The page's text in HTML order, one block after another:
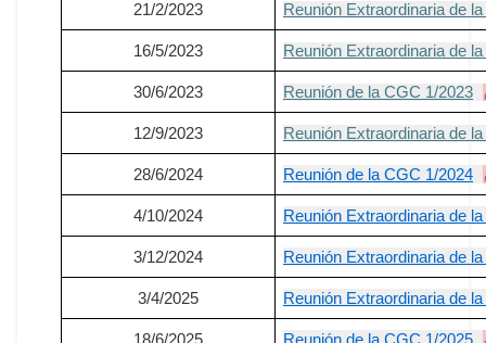
21/2/2023 Reunión Extraordinaria de
16/5/2023 Reunión Extraordinaria de
30/6/2023 Reunión de la CGC 1/2023
12/9/2023 Reunión Extraordinaria de
28/6/2024 Reunión de la CGC 1/2024
4/10/2024 Reunión Extraordinaria de
3/12/2024 Reunión Extraordinaria de
3/4/2025 Reunión Extraordinaria de